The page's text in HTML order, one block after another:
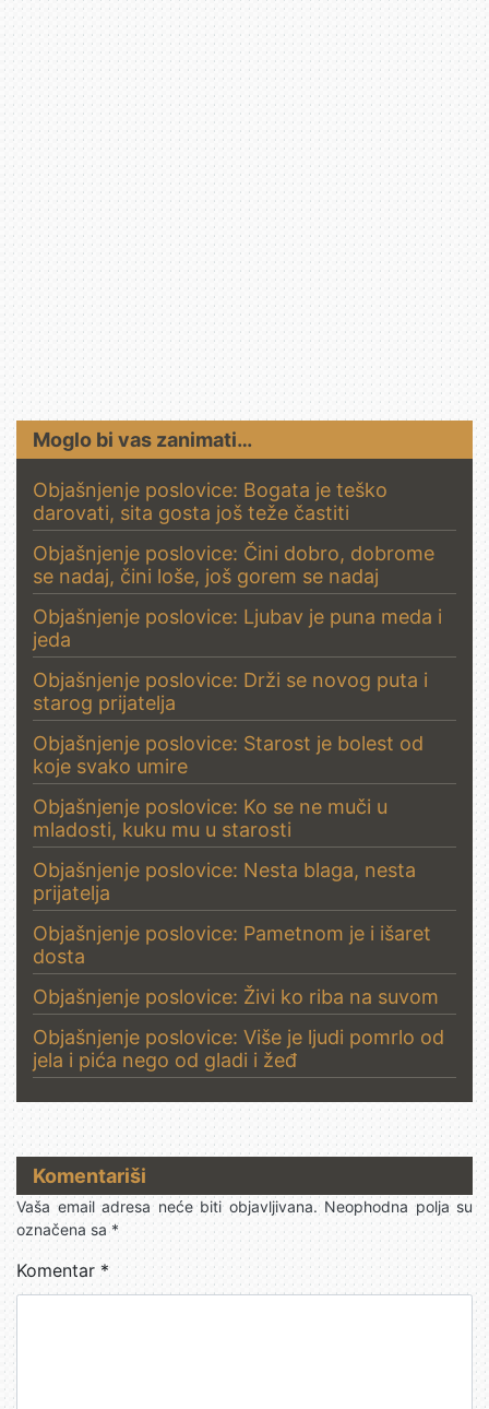
Moglo bi vas zanimati…
Objašnjenje poslovice: Bogata je teško
darovati, sita gosta još teže častiti
Objašnjenje poslovice: Čini dobro, dobrome
se nadaj, čini loše, još gorem se nadaj
Objašnjenje poslovice: Ljubav je puna meda i
jeda
Objašnjenje poslovice: Drži se novog puta i
starog prijatelja
Objašnjenje poslovice: Starost je bolest od
koje svako umire
Objašnjenje poslovice: Ko se ne muči u
mladosti, kuku mu u starosti
Objašnjenje poslovice: Nesta blaga, nesta
prijatelja
Objašnjenje poslovice: Pametnom je i išaret
dosta
Objašnjenje poslovice: Živi ko riba na suvom
Objašnjenje poslovice: Više je ljudi pomrlo od
jela i pića nego od gladi i žeđ
Komentariši
Vaša email adresa neće biti objavljivana. Neophodna polja su
označena sa*
Komentar *